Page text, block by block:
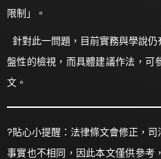
限制」。
針對此一問題，目前實務與學說
盤性的檢視，而具體建議作法，可
文。
?貼心小提醒：法律條文會修正，
事實也不相同，因此本文僅供參考